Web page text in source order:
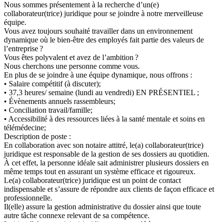
Nous sommes présentement à la recherche d’un(e)
collaborateur(trice) juridique pour se joindre à notre merveilleuse
équipe.
Vous avez toujours souhaité travailler dans un environnement
dynamique où le bien-être des employés fait partie des valeurs de
l’entreprise ?
Vous êtes polyvalent et avez de l’ambition ?
Nous cherchons une personne comme vous.
En plus de se joindre à une équipe dynamique, nous offrons :
• Salaire compétitif (à discuter);
• 37,3 heures/ semaine (lundi au vendredi) EN PRÉSENTIEL ;
• Évènements annuels rassembleurs;
• Conciliation travail/famille;
• Accessibilité à des ressources liées à la santé mentale et soins en
télémédecine;
Description de poste :
En collaboration avec son notaire attitré, le(a) collaborateur(trice)
juridique est responsable de la gestion de ses dossiers au quotidien.
À cet effet, la personne idéale sait administrer plusieurs dossiers en
même temps tout en assurant un système efficace et rigoureux.
Le(a) collaborateur(trice) juridique est un point de contact
indispensable et s’assure de répondre aux clients de façon efficace et
professionnelle.
Il(elle) assure la gestion administrative du dossier ainsi que toute
autre tâche connexe relevant de sa compétence.